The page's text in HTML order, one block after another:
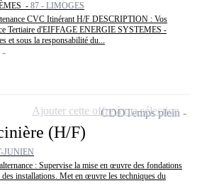
- 87 - LIMOGES
CVC Itinérant H/F DESCRIPTION : Vos
Tertiaire d'EIFFAGE ENERGIE SYSTEMES -
et sous la responsabilité du...
(H/F)
JUNIEN
: Supervise la mise en œuvre des fondations
des installations. Met en œuvre les techniques du
CDDTemps plein
Ajouter cette offre à ma sélection